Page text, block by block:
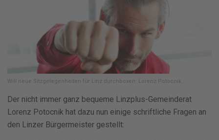
Will neue Sitzgelegenheiten für Linz durchboxen: Lorenz Potocnik.
Der nicht immer ganz bequeme Linzplus-Gemeinderat
Lorenz Potocnik hat dazu nun einige schriftliche Fragen an
den Linzer Bürgermeister gestellt: